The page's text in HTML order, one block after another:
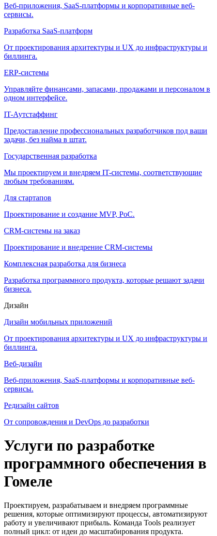
Веб-приложения, SaaS-платформы и корпоративные веб-
сервисы.
Разработка SaaS-платформ
От проектирования архитектуры и UX до инфраструктуры и
биллинга.
ERP-системы
Управляйте финансами, запасами, продажами и персоналом в
одном интерфейсе.
IT-Аутстаффинг
Предоставление профессиональных разработчиков под ваши
задачи, без найма в штат.
Государственная разработка
Мы проектируем и внедряем IT-системы, соответствующие
любым требованиям.
Для стартапов
Проектирование и создание MVP, PoC.
CRM-системы на заказ
Проектирование и внедрение CRM-системы
Комплексная разработка для бизнеса
Разработка программного продукта, которые решают задачи
бизнеса.
Дизайн
Дизайн мобильных приложений
От проектирования архитектуры и UX до инфраструктуры и
биллинга.
Веб-дизайн
Веб-приложения, SaaS-платформы и корпоративные веб-
сервисы.
Редизайн сайтов
От сопровождения и DevOps до разработки
Услуги по разработке
программного обеспечения в
Гомеле
Проектируем, разрабатываем и внедряем программные
решения, которые оптимизируют процессы, автоматизируют
работу и увеличивают прибыль. Команда Tools реализует
полный цикл: от идеи до масштабирования продукта.